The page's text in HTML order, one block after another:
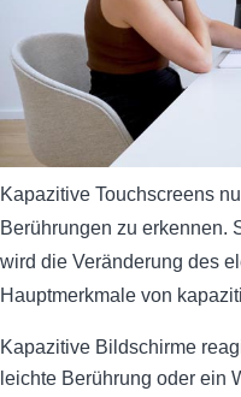
Kapazitive Touchscreens
Berührungen zu erkennen.
wird die Veränderung des
Hauptmerkmale von
Kapazitive Bildschirme
leichte Berührung oder ein